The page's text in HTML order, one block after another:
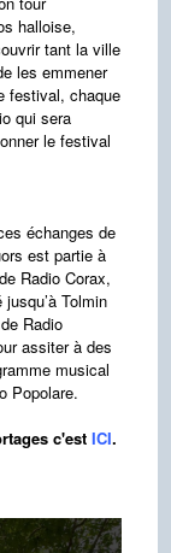
halloise,
tant la ville
les emmener
festival, chaque
qui sera
le festival
échanges de
est partie à
Radio Corax,
Tolmin
Radio
assiter à des
musical
Popolare.
c'estICI.